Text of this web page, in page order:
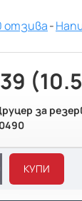
отзива-
за
КУПИ